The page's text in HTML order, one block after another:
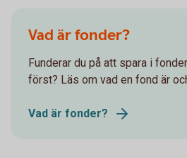
Vad är fonder?
Funderar du på att spara i
först? Läs om vad en fond är
Vad är fonder?